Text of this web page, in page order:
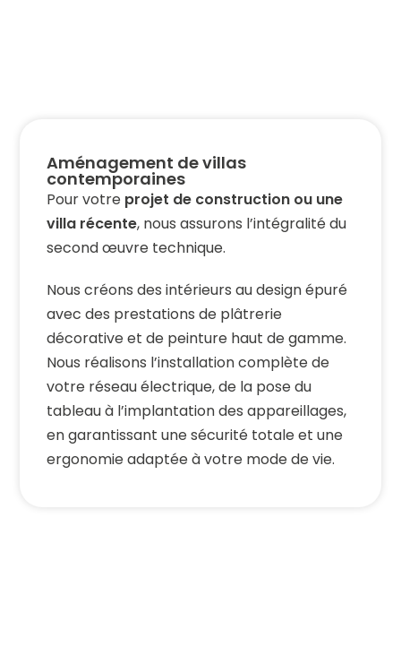
Aménagement de villas
contemporaines
Pour votre projet de construction ou une
villa récente, nous assurons l’intégralité du
second œuvre technique.
Nous créons des intérieurs au design épuré
avec des prestations de plâtrerie
décorative et de peinture haut de gamme.
Nous réalisons l’installation complète de
votre réseau électrique, de la pose du
tableau à l’implantation des appareillages,
en garantissant une sécurité totale et une
ergonomie adaptée à votre mode de vie.